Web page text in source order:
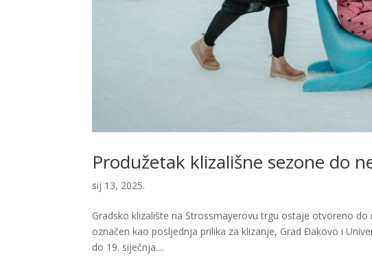
Produžetak klizališne sezone do
sij 13, 2025.
Gradsko klizalište na Strossmayerovu trgu ostaje otvoreno
označen kao posljednja prilika za klizanje, Grad Đakovo i
do 19. siječnja....